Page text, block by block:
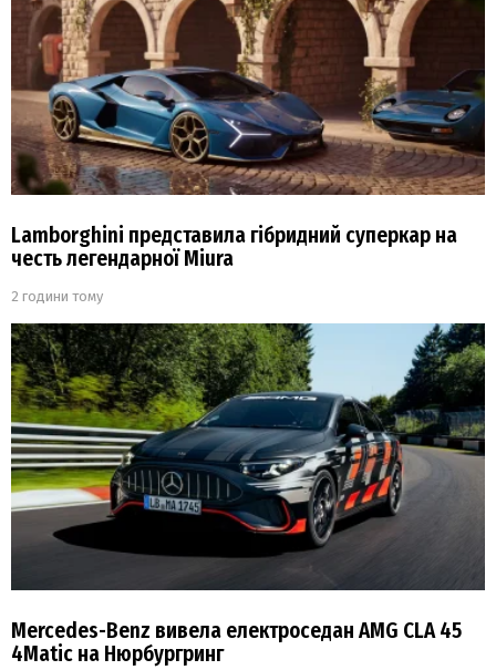
Lamborghini представила гібридний суперкар на
честь легендарної Miura
2 години тому
Mercedes-Benz вивела електроседан AMG CLA 45
4Matic на Нюрбургринг